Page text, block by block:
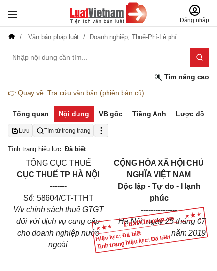
Đăng nhập
Văn bản pháp luật Doanh nghiệp, Thuế-Phí-Lệ phí
Tìm nâng cao
👉 Quay về: Tra cứu văn bản (phiên bản cũ)
Tổng quan Nội dung VB gốc Tiếng Anh Lược đồ
Lưu Tìm từ trong trang
Tình trạng hiệu lực: Đã biết
Hiệu lực: Đã biết
Tình trạng hiệu lực: Đã biết
TỔNG CỤC THUẾ
CỤC THUẾ TP HÀ NỘI
-------
Số: 58604/CT-TTHT
V/v chính sách thuế GTGT
đối với dịch vụ cung cấp
cho doanh nghiệp nước
ngoài
CỘNG HÒA XÃ HỘI CHỦ
NGHĨA VIỆT NAM
Độc lập - Tự do - Hạnh
phúc
---------------
Hà Nội, ngày25tháng07
năm 2019